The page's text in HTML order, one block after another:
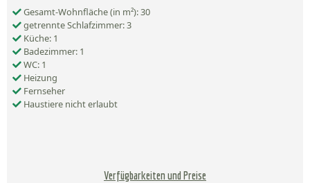
Gesamt-Wohnfläche (in m²): 30
getrennte Schlafzimmer: 3
Küche: 1
Badezimmer: 1
WC: 1
Heizung
Fernseher
Haustiere nicht erlaubt
Verfügbarkeiten und Preise